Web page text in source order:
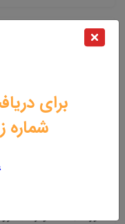
برای
شماره
محصولات مرتبط